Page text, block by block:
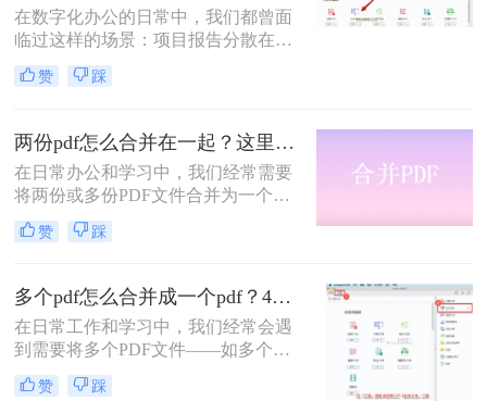
在数字化办公的日常中，我们都曾面
临过这样的场景：项目报告分散在多
个PDF里，学术论文章节各自独立，
或是一堆扫描合同需要整合。PDF合
响着我们的信息处理效率与专业形
象。那么怎么把pdf合并成一个pdf
呢？今天，作为一名深耕办公软件领
域多年的测评博主，我将为你揭秘三
种最高效的PDF合并方案，帮你彻底
摆脱文档管理的困扰。
赞 踩
两份pdf怎么合并在一起？这里分享4个合并方法！
在日常办公和学习中，我们经常需要
将两份或多份PDF文件合并为一个，
以便于查阅、分享和存储。那么两份
pdf怎么合并在一起呢？本文将介绍四
您轻松完成PDF合并任务。
赞 踩
多个pdf怎么合并成一个pdf？4种合并pdf方法详解！
在日常工作和学习中，我们经常会遇
到需要将多个PDF文件——如多个章
节的电子书、一系列扫描件、不同来
源的报告或发票——整合为一个单一
赞 踩